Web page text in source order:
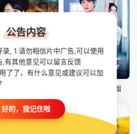
全60集
婆婆，该怎么当
全68集
妻子喜欢练瑜伽
公告内容
, 1.请勿相信片中广告,可以使用
,有其他意见可以留言反馈
了了，有什么意见或建议可以加
好的，我记住啦